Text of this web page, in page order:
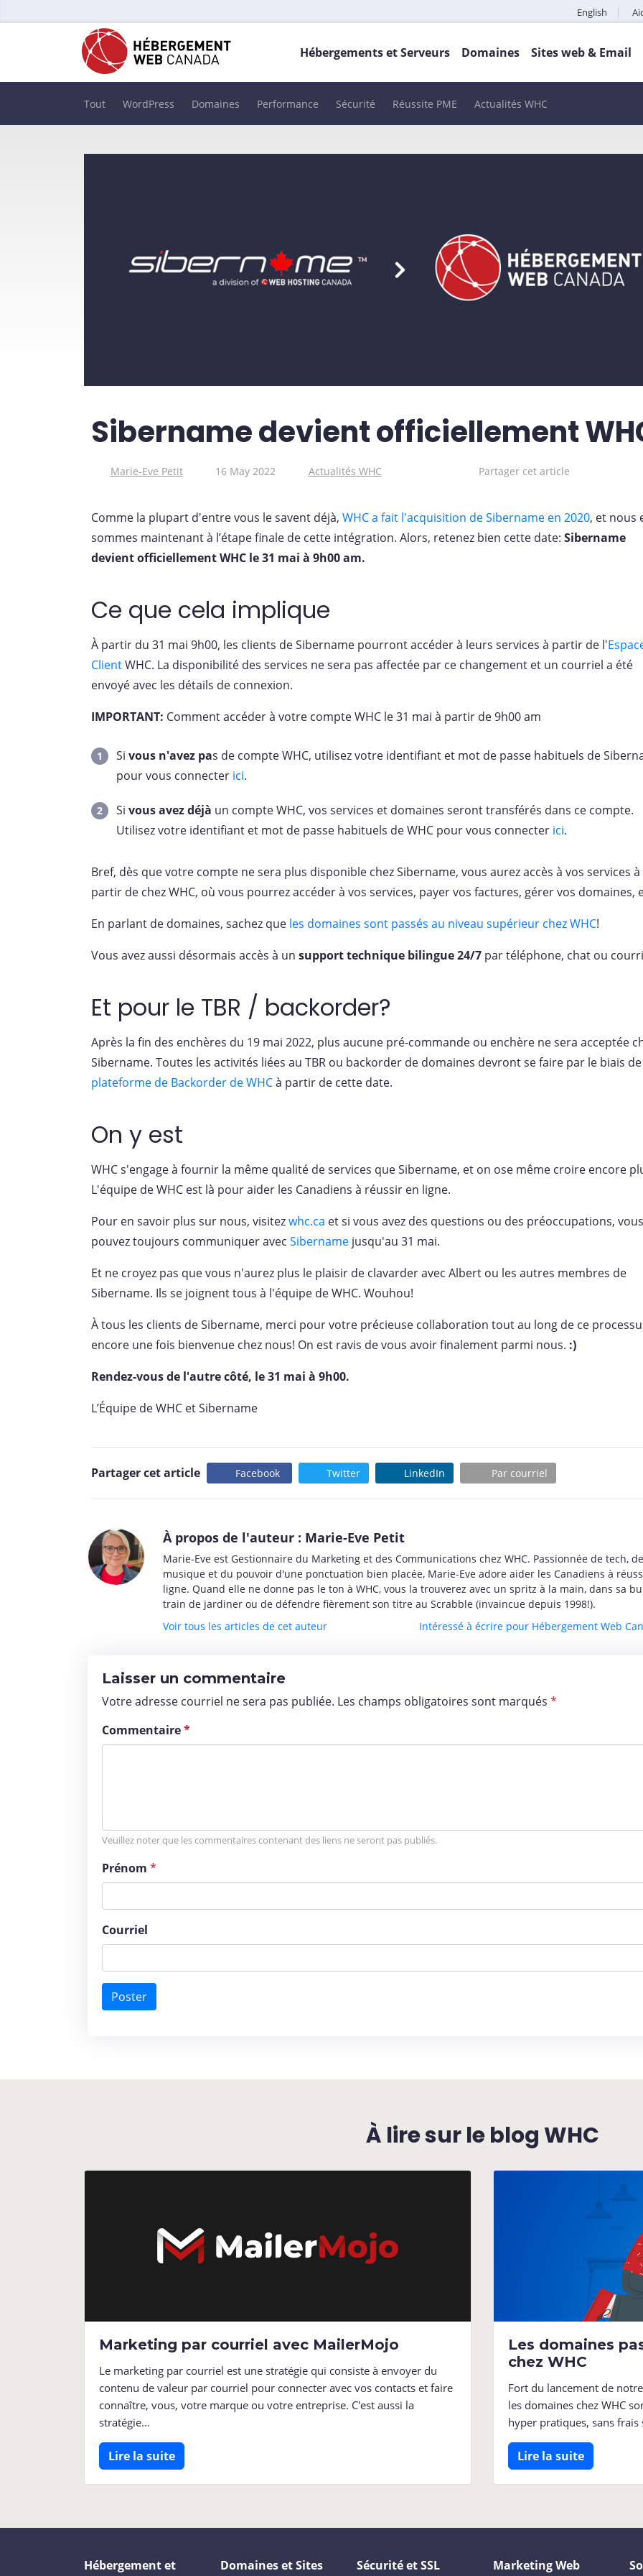
English
Hébergements et Serveurs Domaines Sites web & Email
Tout WordPress Domaines Performance Sécurité Réussite PME Actualités WHC
Sibername devient officiellement
Partager cet article
Marie-Eve Petit 16 May 2022 Actualités WHC
Comme la plupart d'entre vous le savent déjà, WHC a fait l'acquisition de Sibername en 2020, et nous
sommes maintenant à l’étape finale de cette intégration. Alors, retenez bien cette date: Sibername
devient officiellement WHC le 31 mai à 9h00 am.
Ce que cela implique
À partir du 31 mai 9h00, les clients de Sibername pourront accéder à leurs services à partir de l'
ClientWHC. La disponibilité des services ne sera pas affectée par ce changement et un courriel a été
envoyé avec les détails de connexion.
IMPORTANT: Comment accéder à votre compte WHC le 31 mai à partir de 9h00 am
Si vous n'avez pas de compte WHC, utilisez votre identifiant et mot de passe habituels de
pour vous connecter ici.
Si vous avez déjà un compte WHC, vos services et domaines seront transférés dans ce compte.
Utilisez votre identifiant et mot de passe habituels de WHC pour vous connecter ici.
Bref, dès que votre compte ne sera plus disponible chez Sibername, vous aurez accès à vos services à
partir de chez WHC, où vous pourrez accéder à vos services, payer vos factures, gérer vos domaines,
En parlant de domaines, sachez que les domaines sont passés au niveau supérieur chez WHC!
Vous avez aussi désormais accès à un support technique bilingue 24/7 par téléphone, chat ou
Et pour le TBR / backorder?
Après la fin des enchères du 19 mai 2022, plus aucune pré-commande ou enchère ne sera acceptée
Sibername. Toutes les activités liées au TBR ou backorder de domaines devront se faire par le biais
plateforme de Backorder de WHCà partir de cette date.
On y est
WHC s'engage à fournir la même qualité de services que Sibername, et on ose même croire encore
L'équipe de WHC est là pour aider les Canadiens à réussir en ligne.
Pour en savoir plus sur nous, visitezwhc.ca et si vous avez des questions ou des préoccupations, vous
pouvez toujours communiquer avec Sibername jusqu'au 31 mai.
Et ne croyez pas que vous n'aurez plus le plaisir de clavarder avec Albert ou les autres membres de
Sibername. Ils se joignent tous à l'équipe de WHC. Wouhou!
À tous les clients de Sibername, merci pour votre précieuse collaboration tout au long de ce
encore une fois bienvenue chez nous! On est ravis de vous avoir finalement parmi nous. :)
Rendez-vous de l'autre côté, le 31 mai à 9h00.
L’Équipe de WHC et Sibername
Partager cet article Facebook Twitter LinkedIn Par courriel
À propos de l'auteur : Marie-Eve Petit
Marie-Eve est Gestionnaire du Marketing et des Communications chez WHC. Passionnée de tech, de
musique et du pouvoir d'une ponctuation bien placée, Marie-Eve adore aider les Canadiens à
ligne. Quand elle ne donne pas le ton à WHC, vous la trouverez avec un spritz à la main, dans sa
train de jardiner ou de défendre fièrement son titre au Scrabble (invaincue depuis 1998!).
Voir tous les articles de cet auteur
Intéressé à écrire pour Hébergement Web
Laisser un commentaire
Votre adresse courriel ne sera pas publiée. Les champs obligatoires sont marqués *
Commentaire*
Veuillez noter que les commentaires contenant des liens ne seront pas publiés.
Prénom *
Courriel
À lire sur le blog WHC
Marketing par courriel avec MailerMojo
Le marketing par courriel est une stratégie qui consiste à envoyer du
contenu de valeur par courriel pour connecter avec vos contacts et faire
connaître, vous, votre marque ou votre entreprise. C'est aussi la
stratégie...
Lire la suite
Les domaines
chez WHC
Fort du lancement de
les domaines chez WHC
hyper pratiques, sans
Lire la suite
Hébergement et
Domaines et Sites
Sécurité et SSL Marketing Web